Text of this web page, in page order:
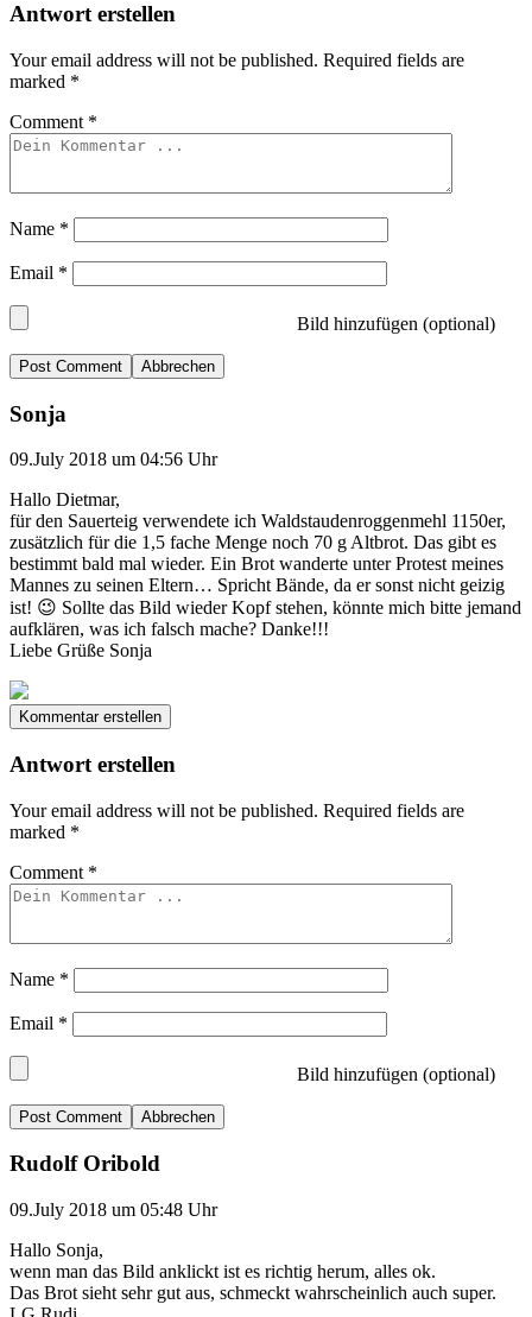
Antwort erstellen
Your email address will not be published. Required fields are
marked *
Comment *
Name *
Email *
Bild hinzufügen (optional)
Abbrechen
Sonja
09.July 2018 um 04:56 Uhr
Hallo Dietmar,
für den Sauerteig verwendete ich Waldstaudenroggenmehl 1150er,
zusätzlich für die 1,5 fache Menge noch 70 g Altbrot. Das gibt es
bestimmt bald mal wieder. Ein Brot wanderte unter Protest meines
Mannes zu seinen Eltern… Spricht Bände, da er sonst nicht geizig
ist! 😉 Sollte das Bild wieder Kopf stehen, könnte mich bitte jemand
aufklären, was ich falsch mache? Danke!!!
Liebe Grüße Sonja
Kommentar erstellen
Antwort erstellen
Your email address will not be published. Required fields are
marked *
Comment *
Name *
Email *
Bild hinzufügen (optional)
Abbrechen
Rudolf Oribold
09.July 2018 um 05:48 Uhr
Hallo Sonja,
wenn man das Bild anklickt ist es richtig herum, alles ok.
Das Brot sieht sehr gut aus, schmeckt wahrscheinlich auch super.